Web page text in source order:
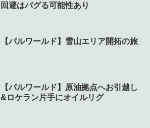
回避はバグる可能性あり
【パルワールド】雪山エリア開拓の旅
【パルワールド】原油拠点へお引越し
&ロケラン片手にオイルリグ